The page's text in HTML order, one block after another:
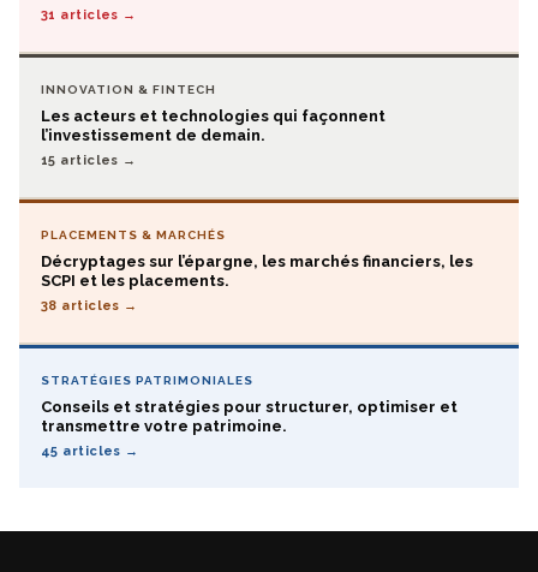
31 articles →
INNOVATION & FINTECH
Les acteurs et technologies qui façonnent
l’investissement de demain.
15 articles →
PLACEMENTS & MARCHÉS
Décryptages sur l’épargne, les marchés financiers, les
SCPI et les placements.
38 articles →
STRATÉGIES PATRIMONIALES
Conseils et stratégies pour structurer, optimiser et
transmettre votre patrimoine.
45 articles →